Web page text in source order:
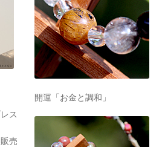
ス
売
開運「お金と調和」